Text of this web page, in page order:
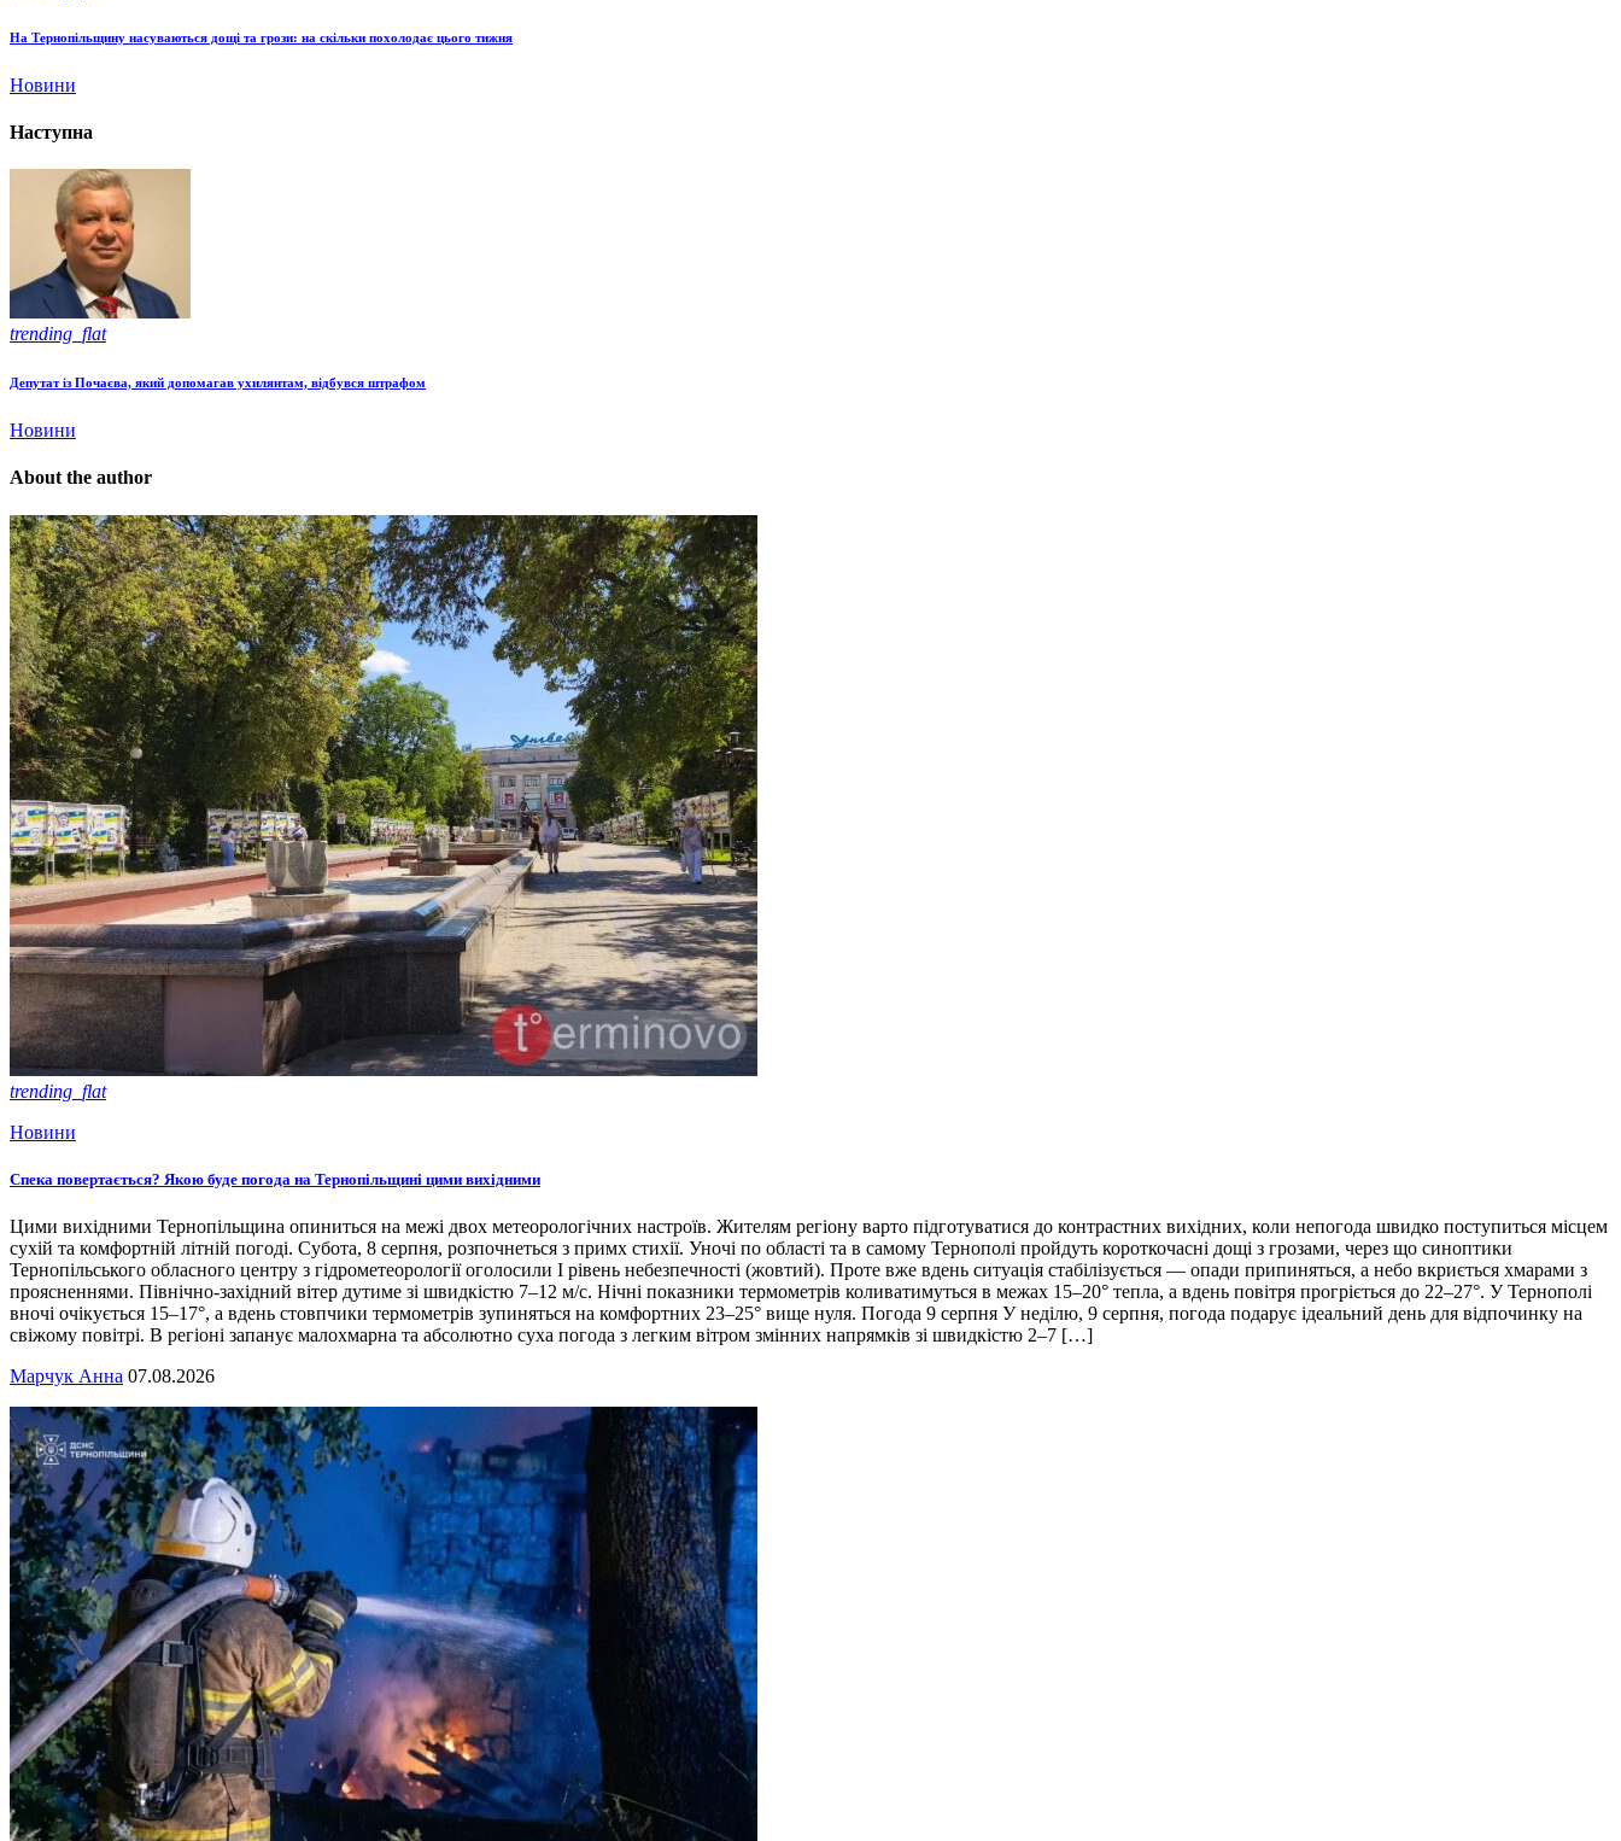
На Тернопільщину насуваються дощі та грози: на скільки похолодає цього тижня
Новини
Наступна
trending_flat
Депутат із Почаєва, який допомагав ухилянтам, відбувся штрафом
Новини
About the author
trending_flat
Новини
Спека повертається? Якою буде погода на Тернопільщині цими вихідними
Цими вихідними Тернопільщина опиниться на межі двох метеорологічних настроїв. Жителям регіону варто підготуватися до контрастних вихідних, коли непогода швидко поступиться місцем
сухій та комфортній літній погоді. Субота, 8 серпня, розпочнеться з примх стихії. Уночі по області та в самому Тернополі пройдуть короткочасні дощі з грозами, через що синоптики
Тернопільського обласного центру з гідрометеорології оголосили І рівень небезпечності (жовтий). Проте вже вдень ситуація стабілізується — опади припиняться, а небо вкриється хмарами з
проясненнями. Північно-західний вітер дутиме зі швидкістю 7–12 м/с. Нічні показники термометрів коливатимуться в межах 15–20° тепла, а вдень повітря прогріється до 22–27°. У Тернополі
вночі очікується 15–17°, а вдень стовпчики термометрів зупиняться на комфортних 23–25° вище нуля. Погода 9 серпня У неділю, 9 серпня, погода подарує ідеальний день для відпочинку на
свіжому повітрі. В регіоні запанує малохмарна та абсолютно суха погода з легким вітром змінних напрямків зі швидкістю 2–7 […]
Марчук Анна 07.08.2026